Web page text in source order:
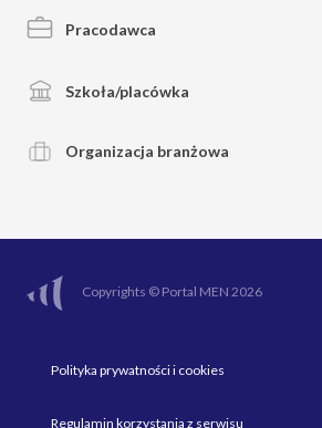
Pracodawca
Szkoła/placówka
Organizacja branżowa
Copyrights © Portal MEN 2026
Polityka prywatności i cookies
Regulamin korzystania z serwisu